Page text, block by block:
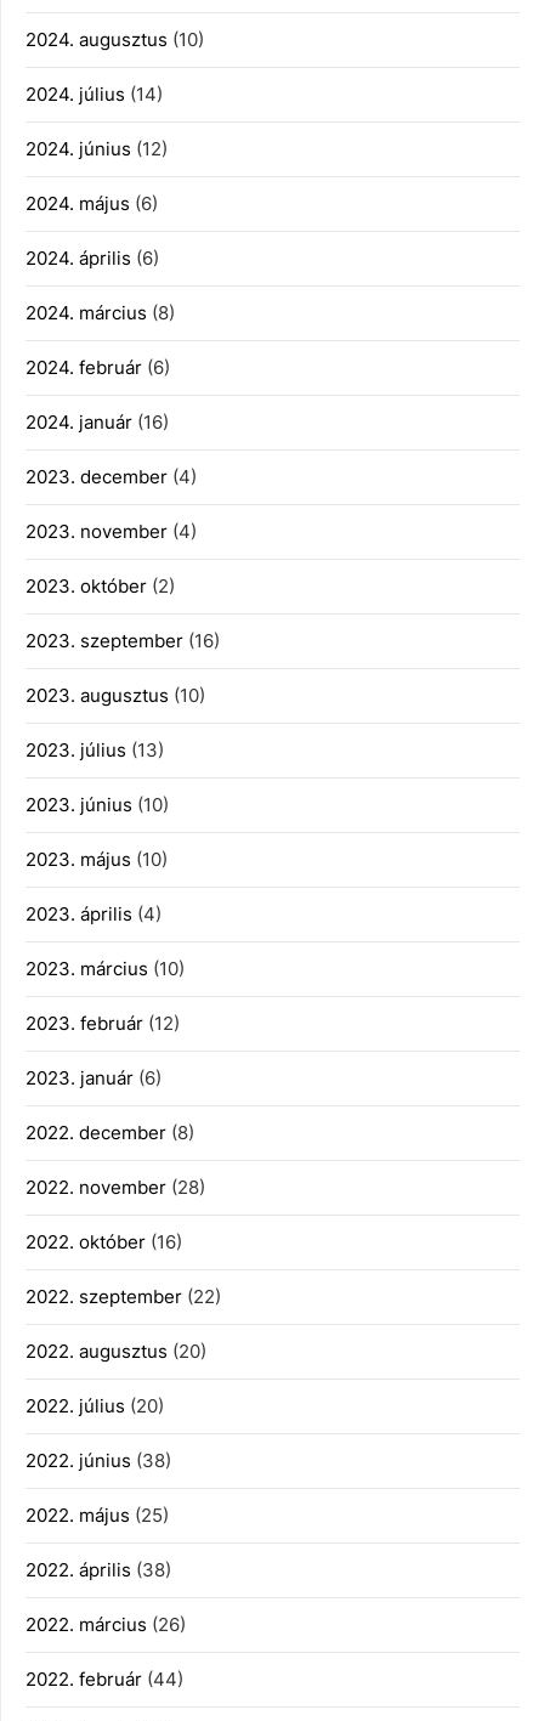
2024. augusztus (10)
2024. július (14)
2024. június (12)
2024. május (6)
2024. április (6)
2024. március (8)
2024. február (6)
2024. január (16)
2023. december (4)
2023. november (4)
2023. október (2)
2023. szeptember (16)
2023. augusztus (10)
2023. július (13)
2023. június (10)
2023. május (10)
2023. április (4)
2023. március (10)
2023. február (12)
2023. január (6)
2022. december (8)
2022. november (28)
2022. október (16)
2022. szeptember (22)
2022. augusztus (20)
2022. július (20)
2022. június (38)
2022. május (25)
2022. április (38)
2022. március (26)
2022. február (44)